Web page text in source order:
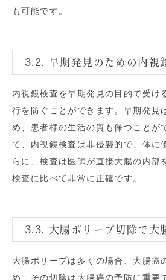
も可能です。
3.2. 早期発見のための内視
内視鏡検査を早期発見の目的で受け
行を防ぐことができます。早期発見
め、患者様の生活の質も保つことが
て、内視鏡検査は非侵襲的で、体に
らに、検査は医師が直接大腸の内部
検査に比べて非常に正確です。
3.3. 大腸ポリープ切除で大
大腸ポリープは多くの場合、大腸癌
め、その切除は大腸癌の予防に重要